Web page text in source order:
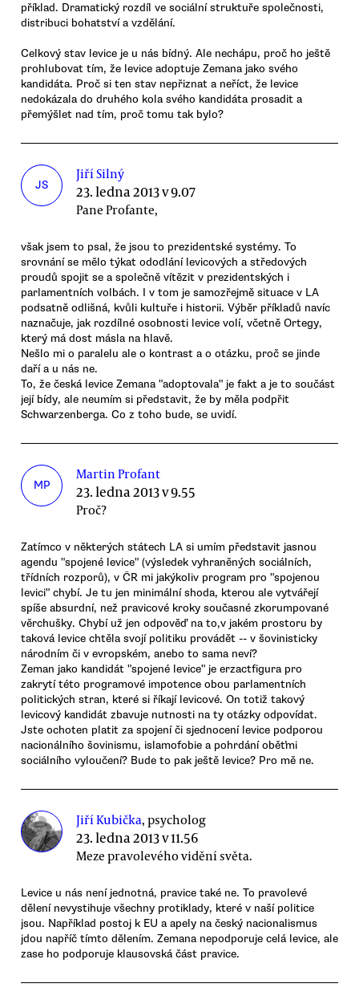
příklad. Dramatický rozdíl ve sociální struktuře společnosti,
distribuci bohatství a vzdělání.
Celkový stav levice je u nás bídný. Ale nechápu, proč ho ještě
prohlubovat tím, že levice adoptuje Zemana jako svého
kandidáta. Proč si ten stav nepřiznat a neříct, že levice
nedokázala do druhého kola svého kandidáta prosadit a
přemýšlet nad tím, proč tomu tak bylo?
JS
Jiří Silný
23. ledna 2013 v 9.07
Pane Profante,
však jsem to psal, že jsou to prezidentské systémy. To
srovnání se mělo týkat ododlání levicových a středových
proudů spojit se a společně vítězit v prezidentských i
parlamentních volbách. I v tom je samozřejmě situace v LA
podsatně odlišná, kvůli kultuře i historii. Výběr příkladů navíc
naznačuje, jak rozdílné osobnosti levice volí, včetně Ortegy,
který má dost másla na hlavě.
Nešlo mi o paralelu ale o kontrast a o otázku, proč se jinde
daří a u nás ne.
To, že česká levice Zemana "adoptovala" je fakt a je to součást
její bídy, ale neumím si představit, že by měla podpřit
Schwarzenberga. Co z toho bude, se uvidí.
MP
Martin Profant
23. ledna 2013 v 9.55
Proč?
Zatímco v některých státech LA si umím představit jasnou
agendu "spojené levice" (výsledek vyhraněných sociálních,
třídních rozporů), v ČR mi jakýkoliv program pro "spojenou
levici" chybí. Je tu jen minimální shoda, kterou ale vytvářejí
spíše absurdní, než pravicové kroky současné zkorumpované
věrchušky. Chybí už jen odpověď na to,v jakém prostoru by
taková levice chtěla svojí politiku provádět -- v šovinisticky
národním či v evropském, anebo to sama neví?
Zeman jako kandidát "spojené levice" je erzactfigura pro
zakrytí této programové impotence obou parlamentních
politických stran, které si říkají levicové. On totiž takový
levicový kandidát zbavuje nutnosti na ty otázky odpovídat.
Jste ochoten platit za spojení či sjednocení levice podporou
nacionálního šovinismu, islamofobie a pohrdání oběťmi
sociálního vyloučení? Bude to pak ještě levice? Pro mě ne.
Jiří Kubička, psycholog
23. ledna 2013 v 11.56
Meze pravolevého vidění světa.
Levice u nás není jednotná, pravice také ne. To pravolevé
dělení nevystihuje všechny protiklady, které v naší politice
jsou. Například postoj k EU a apely na český nacionalismus
jdou napříč tímto dělením. Zemana nepodporuje celá levice, ale
zase ho podporuje klausovská část pravice.